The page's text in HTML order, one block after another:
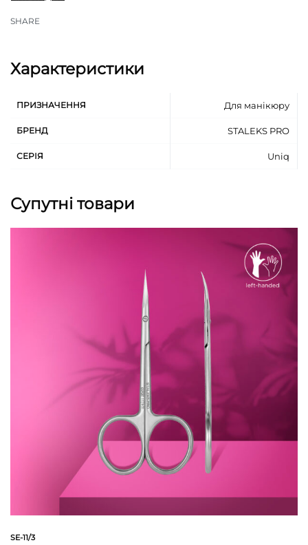
адаптивності, щоб дозволити майстру
легкість у використанні та точність в кожному
Ручки різної довжини (праве кільце нижче)
забезпечують комфортне положення пальців під
руку та вибрати найбільш підходящу модель, з
уподобань. Якщо такої можливості немає, дана
модель з нижнім правим кільцем може бути
більш відповідною для майстрів із маленькою
Ергономічний розмір кілець.
Ручна заточка гарантує точний зріз.
Ідеально полірована поверхня забезпечує
Високолегована нержавіюча сталь.
Стійкі до стерилізації в сухожаровій шафі та
автоклаві без втрати якості.
Підлягають дезінфекції спеціальними засобами.
Рекомендовані для виконання манікюру.
SHARE
Характеристики
ПРИЗНАЧЕННЯ Для манікюру
БРЕНД STALEKS PRO
СЕРІЯ Uniq
Супутні товари
SE-11/3